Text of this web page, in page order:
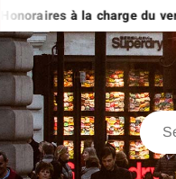
à la charge du vendeur